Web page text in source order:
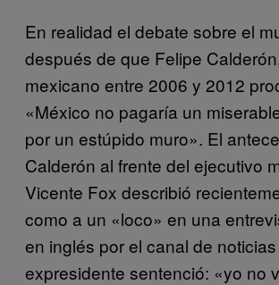
En realidad el debate sobre el
después de que Felipe
mexicano entre 2006 y 2012
«México no pagaría un
por un estúpido muro». El
Calderón al frente del ejecutivo
Vicente Fox describió
como a un «loco» en una
en inglés por el canal de
expresidente sentenció: «yo no